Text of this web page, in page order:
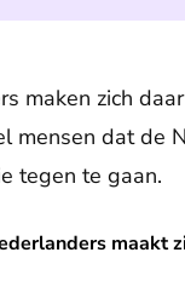
maken zich
mensen dat de
tegen te gaan.
maakt
zich zorgen